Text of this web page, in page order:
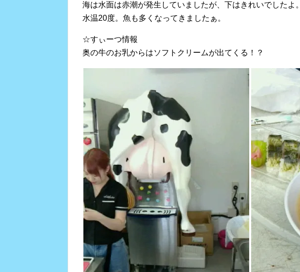
海は水面は赤潮が発生していましたが、下はきれいでしたよ。
水温20度。魚も多くなってきましたぁ。
☆すぃーつ情報
奥の牛のお乳からはソフトクリームが出てくる！？